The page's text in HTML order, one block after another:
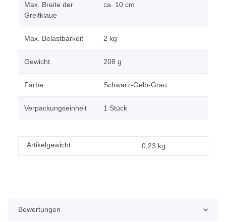
Max. Breite der
Greifklaue
ca. 10 cm
Max. Belastbarkeit 2 kg
Gewicht 208 g
Farbe Schwarz-Gelb-Grau
Verpackungseinheit 1 Stück
Produkteigenschaft
Wert
Artikelgewicht: 0,23 kg
Bewertungen